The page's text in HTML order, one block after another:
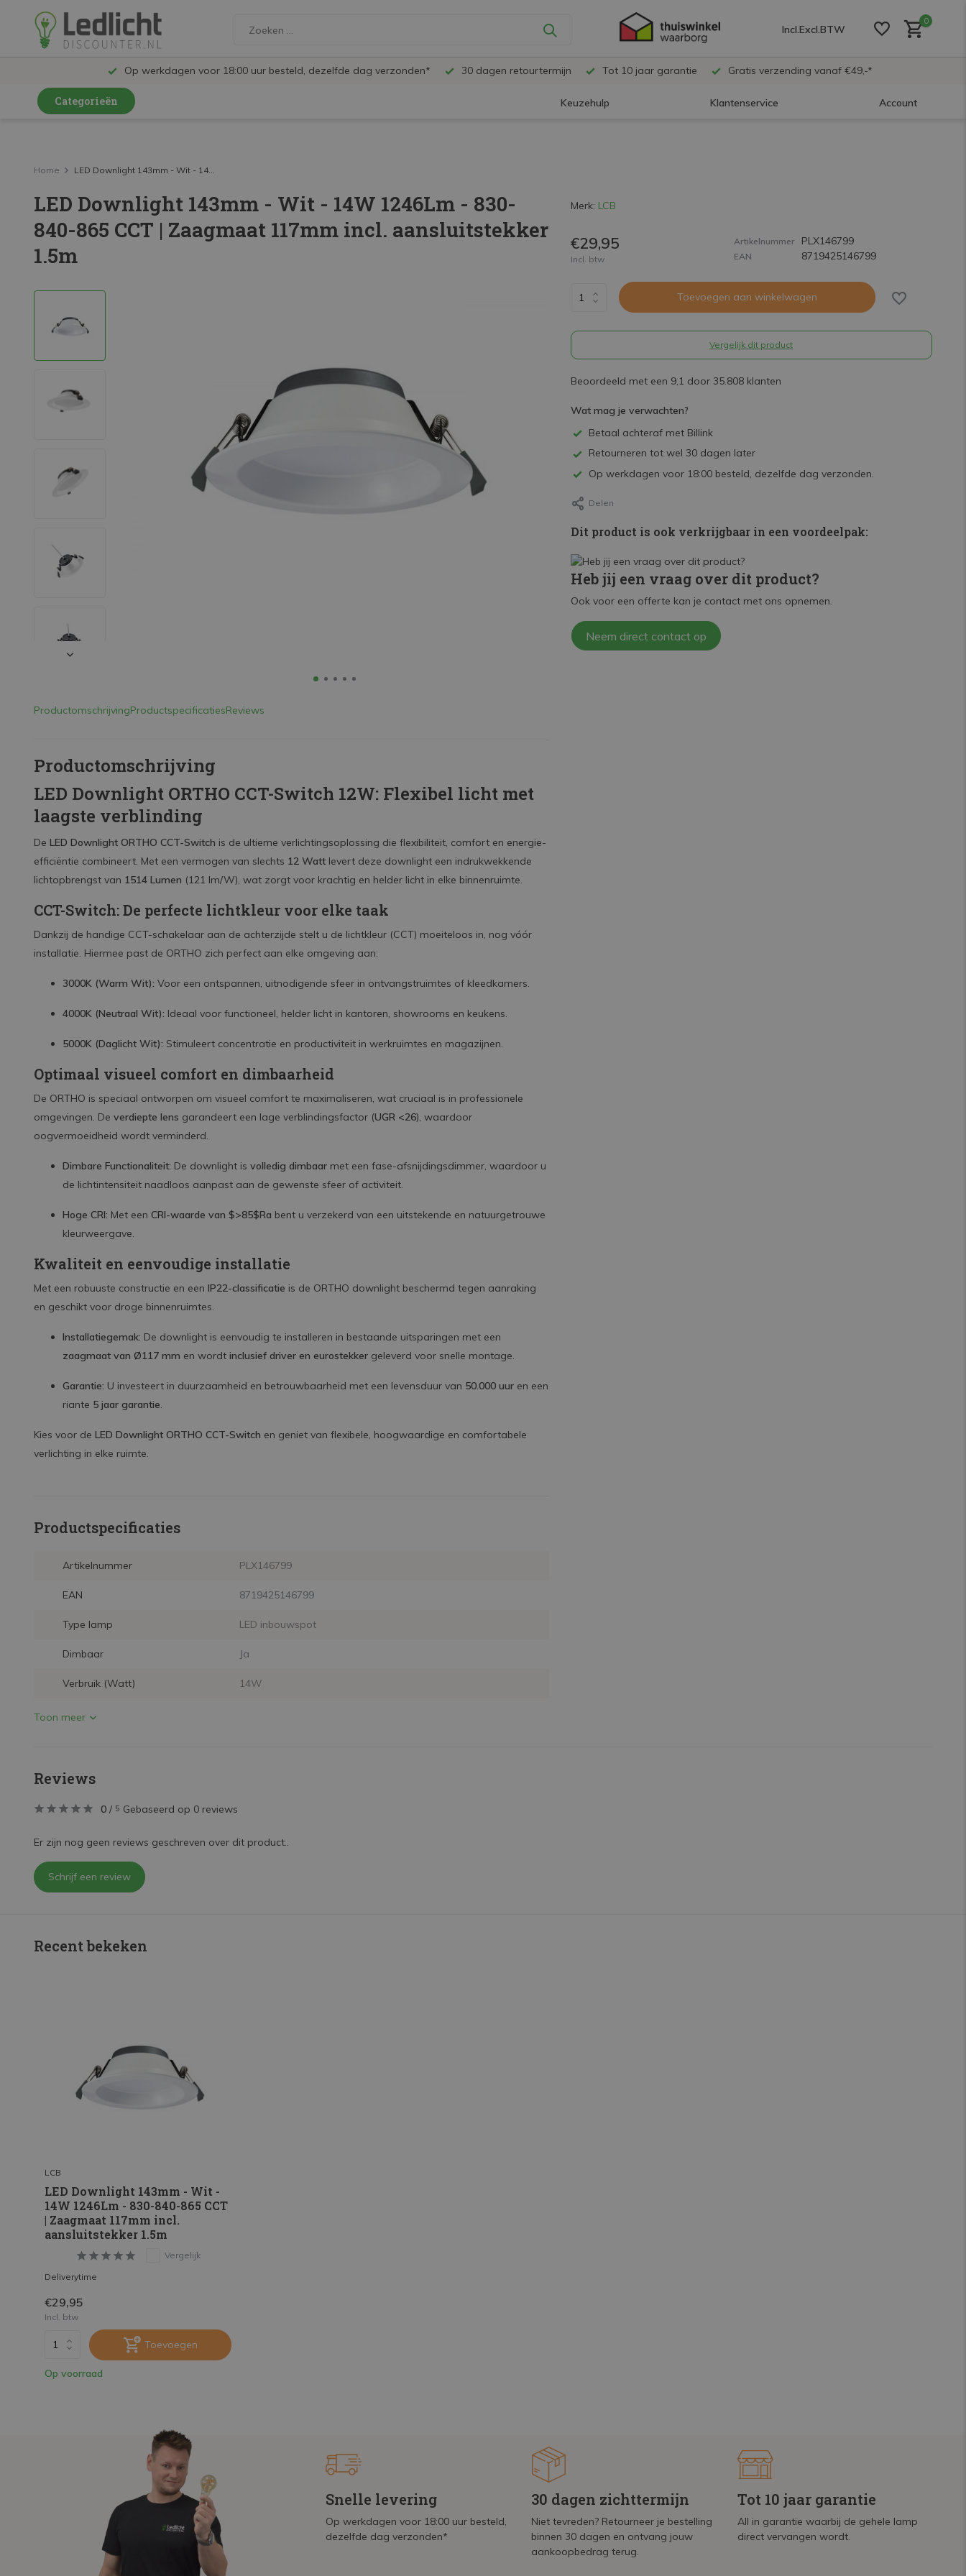
Incl.Excl.BTW
0
Op werkdagen voor 18:00 uur besteld, dezelfde dag verzonden* 30 dagen retourtermijn Tot 10 jaar garantie Gratis verzending vanaf €49,-*
Categorieën Keuzehulp Klantenservice Account
LED Railspots
LED Panelen
LED TL
LED Strips
LED Noodverlichting
Home LED Downlight 143mm - Wit - 14...
LED Downlight 143mm - Wit - 14W 1246Lm - 830-
840-865 CCT | Zaagmaat 117mm incl. aansluitstekker
1.5m
ProductomschrijvingProductspecificatiesReviews
Productomschrijving
LED Downlight ORTHO CCT-Switch 12W: Flexibel licht met
laagste verblinding
De LED Downlight ORTHO CCT-Switch is de ultieme verlichtingsoplossing die flexibiliteit, comfort en energie-
efficiëntie combineert. Met een vermogen van slechts 12 Watt levert deze downlight een indrukwekkende
lichtopbrengst van 1514 Lumen (121 lm/W), wat zorgt voor krachtig en helder licht in elke binnenruimte.
CCT-Switch: De perfecte lichtkleur voor elke taak
Dankzij de handige CCT-schakelaar aan de achterzijde stelt u de lichtkleur (CCT) moeiteloos in, nog vóór
installatie. Hiermee past de ORTHO zich perfect aan elke omgeving aan:
3000K (Warm Wit): Voor een ontspannen, uitnodigende sfeer in ontvangstruimtes of kleedkamers.
4000K (Neutraal Wit): Ideaal voor functioneel, helder licht in kantoren, showrooms en keukens.
5000K (Daglicht Wit): Stimuleert concentratie en productiviteit in werkruimtes en magazijnen.
Optimaal visueel comfort en dimbaarheid
De ORTHO is speciaal ontworpen om visueel comfort te maximaliseren, wat cruciaal is in professionele
omgevingen. De verdiepte lens garandeert een lage verblindingsfactor (UGR <26), waardoor
oogvermoeidheid wordt verminderd.
Dimbare Functionaliteit: De downlight is volledig dimbaar met een fase-afsnijdingsdimmer, waardoor u
de lichtintensiteit naadloos aanpast aan de gewenste sfeer of activiteit.
Hoge CRI: Met een CRI-waarde van $>85$Ra bent u verzekerd van een uitstekende en natuurgetrouwe
kleurweergave.
Kwaliteit en eenvoudige installatie
Met een robuuste constructie en een IP22-classificatie is de ORTHO downlight beschermd tegen aanraking
en geschikt voor droge binnenruimtes.
Installatiegemak: De downlight is eenvoudig te installeren in bestaande uitsparingen met een
zaagmaat van Ø117 mm en wordt inclusief driver en eurostekker geleverd voor snelle montage.
Garantie: U investeert in duurzaamheid en betrouwbaarheid met een levensduur van 50.000 uur en een
riante 5 jaar garantie.
Kies voor de LED Downlight ORTHO CCT-Switch en geniet van flexibele, hoogwaardige en comfortabele
verlichting in elke ruimte.
Productspecificaties
Artikelnummer PLX146799
EAN 8719425146799
Type lamp LED inbouwspot
Dimbaar Ja
Verbruik (Watt) 14W
Toon meer
Merk: LCB
€29,95
Incl. btw
Artikelnummer PLX146799
EAN 8719425146799
Toevoegen aan winkelwagen
Vergelijk dit product
Beoordeeld met een 9,1 door 35.808 klanten
Wat mag je verwachten?
Betaal achteraf met Billink
Retourneren tot wel 30 dagen later
Op werkdagen voor 18:00 besteld, dezelfde dag verzonden.
Delen
Dit product is ook verkrijgbaar in een voordeelpak:
Heb jij een vraag over dit product?
Ook voor een offerte kan je contact met ons opnemen.
Neem direct contact op
Reviews
0 / 5 Gebaseerd op 0 reviews
Er zijn nog geen reviews geschreven over dit product..
Schrijf een review
Recent bekeken
LCB
LED Downlight 143mm - Wit -
14W 1246Lm - 830-840-865 CCT
| Zaagmaat 117mm incl.
aansluitstekker 1.5m
Vergelijk
Deliverytime
€29,95
Incl. btw
Toevoegen
Op voorraad
Snelle levering
Op werkdagen voor 18:00 uur besteld,
dezelfde dag verzonden*
30 dagen zichttermijn
Niet tevreden? Retourneer je bestelling
binnen 30 dagen en ontvang jouw
aankoopbedrag terug.
Tot 10 jaar garantie
All in garantie waarbij de gehele lamp
direct vervangen wordt.